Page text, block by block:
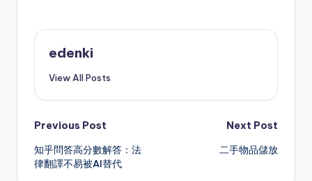
edenki
View All Posts
Post
navigation
Previous Post
知乎問答高分數解答：法
律翻譯不易被AI替代
Next Post
二手物品儲放